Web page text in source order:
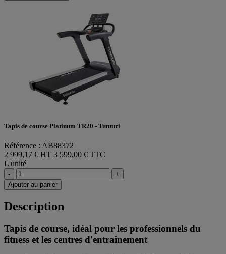
Tapis de course Platinum TR20 - Tunturi
Référence : AB88372
2 999,17 € HT 3 599,00 € TTC
L'unité
-
+
Ajouter au panier
Description
Tapis de course, idéal pour les professionnels du
fitness et les centres d'entraînement